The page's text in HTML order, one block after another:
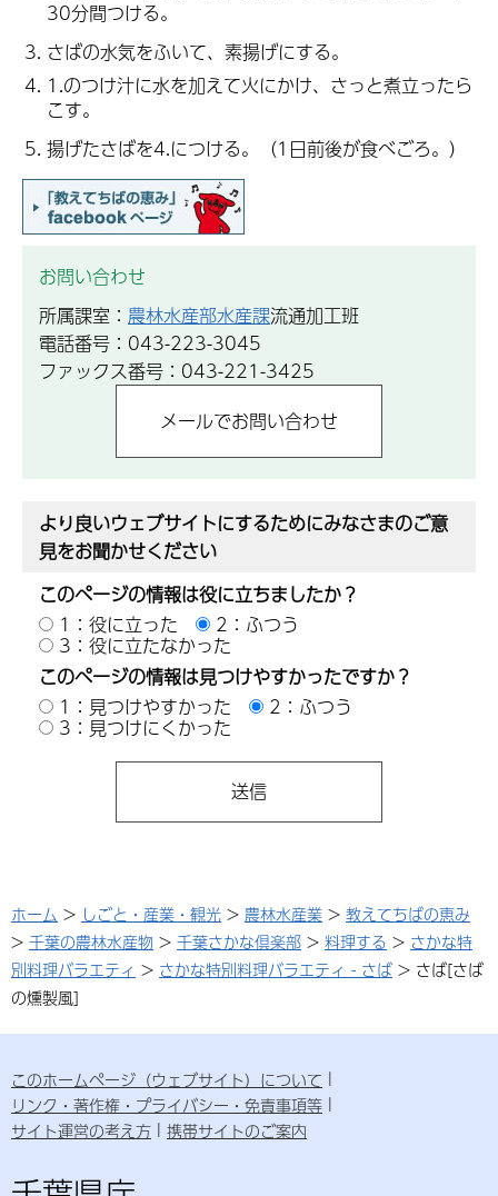
30分間つける。
さばの水気をふいて、素揚げにする。
1.のつけ汁に水を加えて火にかけ、さっと煮立ったら
こす。
揚げたさばを4.につける。（1日前後が食べごろ。）
お問い合わせ
所属課室： 農林水産部水産課流通加工班
電話番号：043-223-3045
ファックス番号：043-221-3425
より良いウェブサイトにするためにみなさまのご意
見をお聞かせください
このページの情報は役に立ちましたか？
1：役に立った
2：ふつう
3：役に立たなかった
このページの情報は見つけやすかったですか？
1：見つけやすかった
2：ふつう
3：見つけにくかった
ホーム > しごと・産業・観光 > 農林水産業 > 教えてちばの恵み
> 千葉の農林水産物 > 千葉さかな倶楽部 > 料理する > さかな特
別料理バラエティ > さかな特別料理バラエティ - さば > さば[さば
の燻製風]
このホームページ（ウェブサイト）について
リンク・著作権・プライバシー・免責事項等
サイト運営の考え方
携帯サイトのご案内